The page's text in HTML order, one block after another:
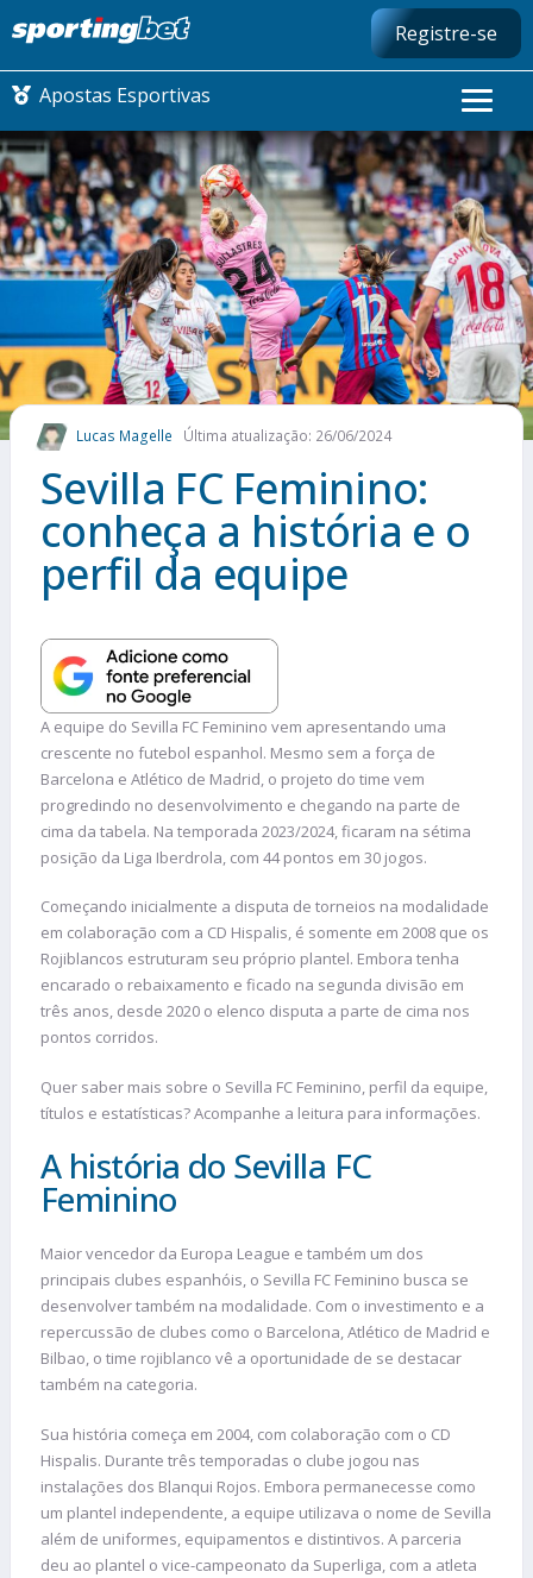
Registre-se
Apostas Esportivas
CONMEBOL LIBERTADORES
FUTEBOL NACIONAL
FUTEBOL INTERNACIONAL
COMO APOSTAR
MAIS ESPORTES
Lucas Magelle Última atualização: 26/06/2024
Sevilla FC Feminino:
conheça a história e o
perfil da equipe
A equipe do Sevilla FC Feminino vem apresentando uma
crescente no futebol espanhol. Mesmo sem a força de
Barcelona e Atlético de Madrid, o projeto do time vem
progredindo no desenvolvimento e chegando na parte de
cima da tabela. Na temporada 2023/2024, ficaram na sétima
posição da Liga Iberdrola, com 44 pontos em 30 jogos.
Começando inicialmente a disputa de torneios na modalidade
em colaboração com a CD Hispalis, é somente em 2008 que os
Rojiblancos estruturam seu próprio plantel. Embora tenha
encarado o rebaixamento e ficado na segunda divisão em
três anos, desde 2020 o elenco disputa a parte de cima nos
pontos corridos.
Quer saber mais sobre o Sevilla FC Feminino, perfil da equipe,
títulos e estatísticas? Acompanhe a leitura para informações.
A história do Sevilla FC
Feminino
Maior vencedor da Europa League e também um dos
principais clubes espanhóis, o Sevilla FC Feminino busca se
desenvolver também na modalidade. Com o investimento e a
repercussão de clubes como o Barcelona, Atlético de Madrid e
Bilbao, o time rojiblanco vê a oportunidade de se destacar
também na categoria.
Sua história começa em 2004, com colaboração com o CD
Hispalis. Durante três temporadas o clube jogou nas
instalações dos Blanqui Rojos. Embora permanecesse como
um plantel independente, a equipe utilizava o nome de Sevilla
além de uniformes, equipamentos e distintivos. A parceria
deu ao plantel o vice-campeonato da Superliga, com a atleta